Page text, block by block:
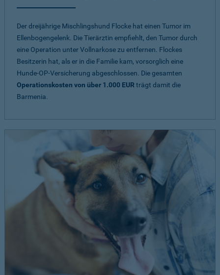
Der dreijährige Mischlingshund Flocke hat einen Tumor im
Ellenbogengelenk. Die Tierärztin empfiehlt, den Tumor durch
eine Operation unter Vollnarkose zu entfernen. Flockes
Besitzerin hat, als er in die Familie kam, vorsorglich eine
Hunde-OP-Versicherung abgeschlossen. Die gesamten
Operationskosten von über 1.000 EUR trägt damit die
Barmenia.